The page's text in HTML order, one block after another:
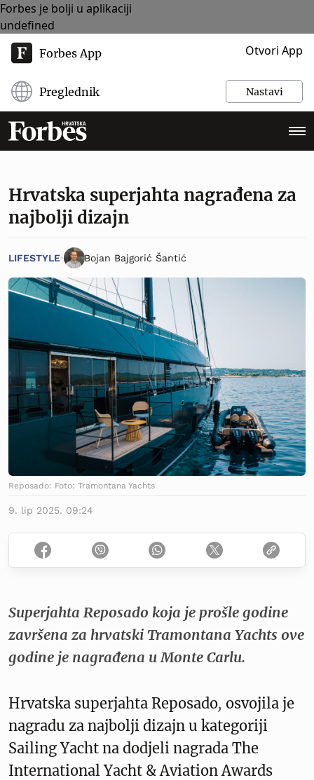
Forbes je bolji u aplikaciji
undefined
Forbes App Otvori App
Preglednik Nastavi
Hrvatska superjahta nagrađena za
najbolji dizajn
LIFESTYLE Bojan Bajgorić Šantić
Reposado: Foto: Tramontana Yachts
9. lip 2025. 09:24
Superjahta Reposado koja je prošle godine
završena za hrvatski Tramontana Yachts ove
godine je nagrađena u Monte Carlu.
Hrvatska superjahta Reposado, osvojila je
nagradu za najbolji dizajn u kategoriji
Sailing Yacht na dodjeli nagrada The
International Yacht & Aviation Awards